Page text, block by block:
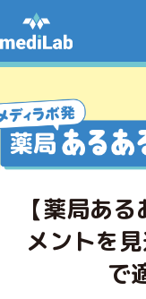
【薬局あ
メントを
で